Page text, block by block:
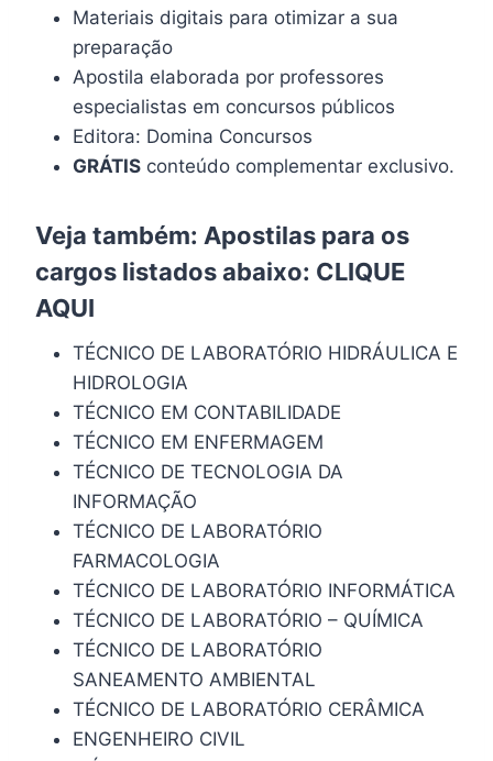
Materiais digitais para otimizar a sua
preparação
Apostila elaborada por professores
especialistas em concursos públicos
Editora: Domina Concursos
GRÁTIS conteúdo complementar exclusivo.
Veja também: Apostilas para os
cargos listados abaixo: CLIQUE
AQUI
TÉCNICO DE LABORATÓRIO HIDRÁULICA E
HIDROLOGIA
TÉCNICO EM CONTABILIDADE
TÉCNICO EM ENFERMAGEM
TÉCNICO DE TECNOLOGIA DA
INFORMAÇÃO
TÉCNICO DE LABORATÓRIO
FARMACOLOGIA
TÉCNICO DE LABORATÓRIO INFORMÁTICA
TÉCNICO DE LABORATÓRIO – QUÍMICA
TÉCNICO DE LABORATÓRIO
SANEAMENTO AMBIENTAL
TÉCNICO DE LABORATÓRIO CERÂMICA
ENGENHEIRO CIVIL